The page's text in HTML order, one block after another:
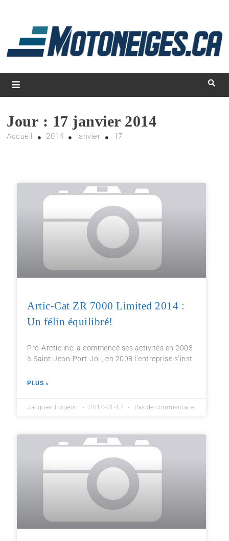
Magazine Motoneiges.ca
Jour : 17 janvier 2014
Accueil 2014 janvier 17
Artic-Cat ZR 7000 Limited 2014 :
Un félin équilibré!
Pro-Arctic inc. a commencé ses activités en 2003
à Saint-Jean-Port-Joli, en 2008 l’entreprise s’inst
PLUS »
Jacques Turgeon 2014-01-17 Pas de commentaire